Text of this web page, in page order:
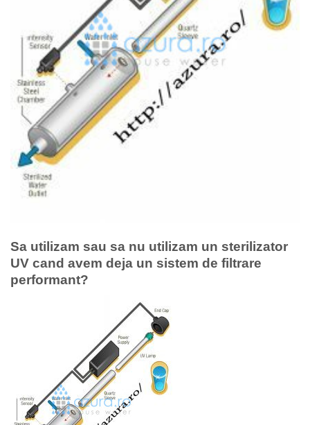
Sa utilizam sau sa nu utilizam un sterilizator
UV cand avem deja un sistem de filtrare
performant?